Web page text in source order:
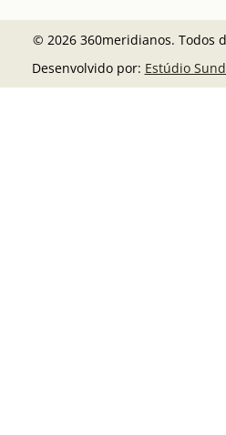
© 2026 360meridianos. Todos
Desenvolvido por: Estúdio